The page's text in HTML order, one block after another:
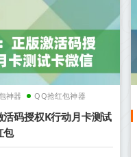
神器 QQ抢红包神器
码授权K行动月卡测试
包